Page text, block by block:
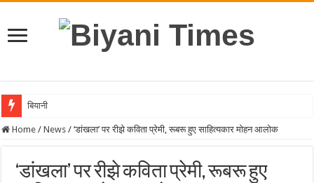
बियानी गर्ल्स
Home / News / ‘डांखला’ पर रीझे कविता प्रेमी, रूबरू हुए साहित्यकार मोहन आलोक
‘डांखला’ पर रीझे कविता प्रेमी, रूबरू हुए